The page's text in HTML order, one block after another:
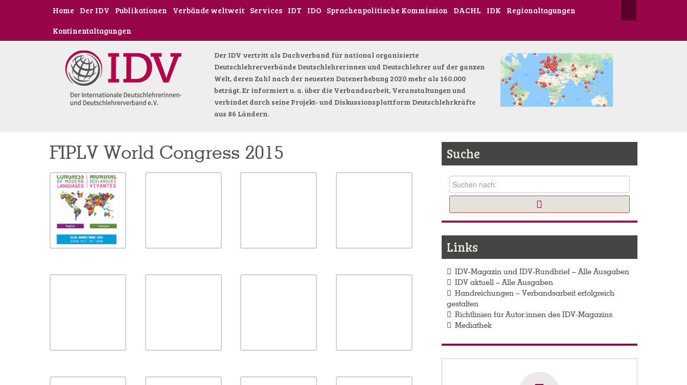
Home Der IDV Publikationen Verbände weltweit Services IDT IDO Sprachenpolitische Kommission DACHL IDK
Regionaltagungen
Kontinentaltagungen
Der IDV vertritt als Dachverband für national organisierte
Deutschlehrerverbände Deutschlehrerinnen und Deutschlehrer auf der ganzen
Welt, deren Zahl nach der neuesten Datenerhebung 2020 mehr als 160.000
beträgt. Er informiert u. a. über die Verbandsarbeit, Veranstaltungen und
verbindet durch seine Projekt- und Diskussionsplattform Deutschlehrkräfte
aus 86 Ländern.
FIPLV World Congress 2015 Suche
Links
IDV-Magazin und IDV-Rundbrief – Alle Ausgaben
IDV aktuell – Alle Ausgaben
Handreichungen – Verbandsarbeit erfolgreich
gestalten
Richtlinien für Autor:innen des IDV-Magazins
Mediathek